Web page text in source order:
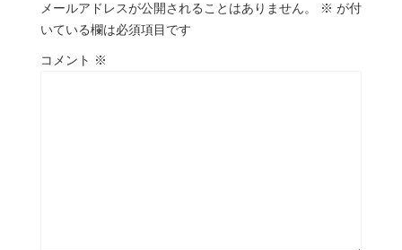
メールアドレスが公開されることはありません。 ※ が付
いている欄は必須項目です
コメント ※